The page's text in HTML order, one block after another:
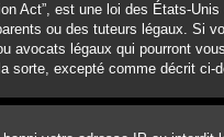
Act”, est une loi des États-
ou des tuteurs légaux. Si
avocats légaux qui pourront
sorte, excepté comme décrit ci-